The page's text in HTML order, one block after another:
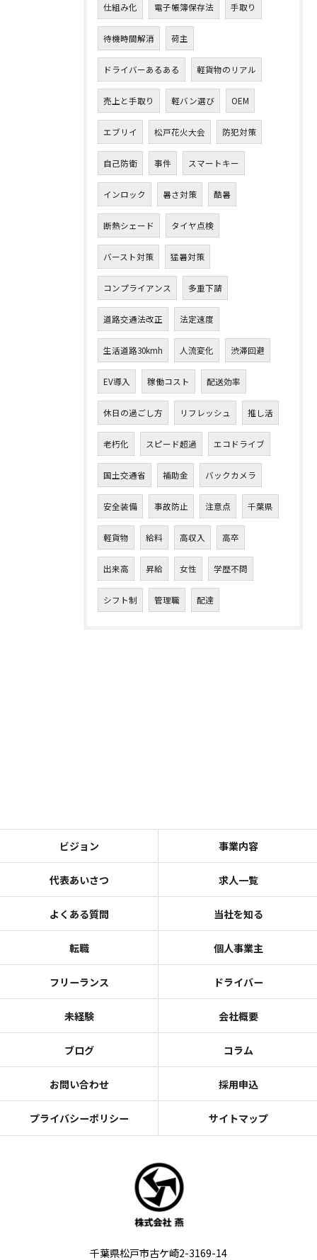
仕組み化 電子帳簿保存法 手取り
待機時間解消 荷主
ドライバーあるある 軽貨物のリアル
売上と手取り 軽バン選び OEM
エブリイ 松戸花火大会 防犯対策
自己防衛 事件 スマートキー
インロック 暑さ対策 酷暑
断熱シェード タイヤ点検
バースト対策 猛暑対策
コンプライアンス 多重下請
道路交通法改正 法定速度
生活道路30kmh 人流変化 渋滞回避
EV導入 稼働コスト 配送効率
休日の過ごし方 リフレッシュ 推し活
老朽化 スピード超過 エコドライブ
国土交通省 補助金 バックカメラ
安全装備 事故防止 注意点 千葉県
軽貨物 給料 高収入 高卒
出来高 昇給 女性 学歴不問
シフト制 管理職 配達
ビジョン 事業内容
代表あいさつ 求人一覧
よくある質問 当社を知る
転職 個人事業主
フリーランス ドライバー
未経験 会社概要
ブログ コラム
お問い合わせ 採用申込
プライバシーポリシー サイトマップ
千葉県松戸市古ケ崎2-3169-14